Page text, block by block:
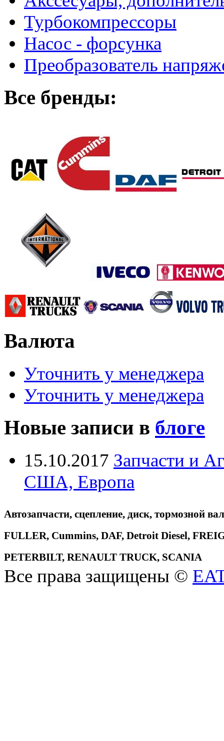
Турбокомпрессоры
Насос - форсунка
Преобразователь
Все бренды:
Валюта
Уточнить у менеджера
Уточнить у менеджера
Новые записи в блоге
15.10.2017 Запчасти и
США, Европа
Автозапчасти, сцепление, диск, тормозной
FULLER, Cummins, DAF, Detroit Diesel,
PETERBILT, RENAULT TRUCK, SCANIA
Все права защищены ©